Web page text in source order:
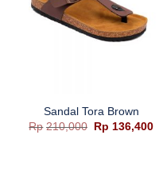
Sandal Tora Brown
Rp 210,000
Harga
aslinya
Rp 136,400